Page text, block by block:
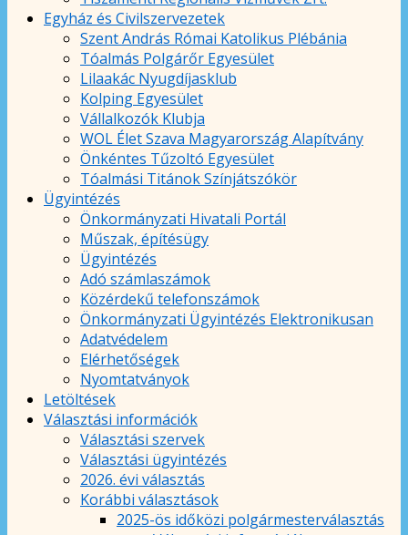
Egyház és Civilszervezetek
Szent András Római Katolikus Plébánia
Tóalmás Polgárőr Egyesület
Lilaakác Nyugdíjasklub
Kolping Egyesület
Vállalkozók Klubja
WOL Élet Szava Magyarország Alapítvány
Önkéntes Tűzoltó Egyesület
Tóalmási Titánok Színjátszókör
Ügyintézés
Önkormányzati Hivatali Portál
Műszak, építésügy
Ügyintézés
Adó számlaszámok
Közérdekű telefonszámok
Önkormányzati Ügyintézés Elektronikusan
Adatvédelem
Elérhetőségek
Nyomtatványok
Letöltések
Választási információk
Választási szervek
Választási ügyintézés
2026. évi választás
Korábbi választások
2025-ös időközi polgármesterválasztás